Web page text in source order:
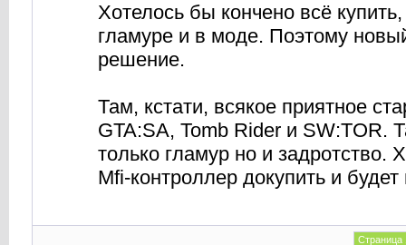
Хотелось бы кончено всё
гламуре и в моде. Поэтому
решение.
Там, кстати, всякое приятное
GTA:SA, Tomb Rider и SW:TOR.
только гламур но и задротство.
Mfi-контроллер докупить и
Страница